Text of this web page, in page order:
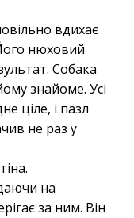
вдихає
нюховий
Собака
знайоме. Усі
ціле, і пазл
не раз у
на
за ним. Він